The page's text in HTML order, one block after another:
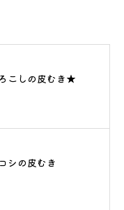
こしの皮むき★
シの皮むき